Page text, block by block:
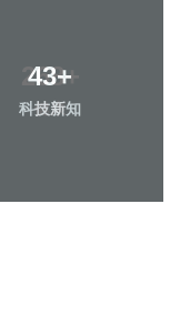
43+
科技新知